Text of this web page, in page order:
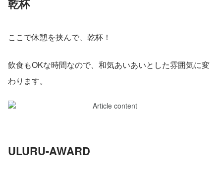
乾杯
ここで休憩を挟んで、乾杯！
飲食もOKな時間なので、和気あいあいとした雰囲気に変
わります。
ULURU-AWARD